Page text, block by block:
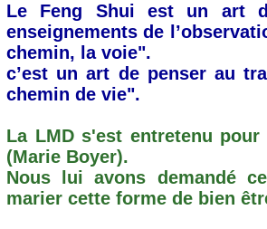
Le Feng Shui est un art
enseignements de
chemin, la voie".
c’est un art de penser au
chemin de vie".
La LMD s'est entretenu
(Marie Boyer).
Nous lui avons demandé
marier cette forme de bien